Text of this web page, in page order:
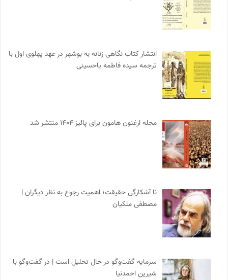
انتشار کتاب نگاهی زنانه به بوشهر در عهد پهلوی اول با
ترجمه سیده فاطمه یاحسینی
مجله ارغنون هامون برای پائیز ۱۴۰۴ منتشر شد
نا آشکارگی حقیقت؛ اهمیت رجوع به نظر دیگران |
مصطفی ملکیان
سرمایه گفت‌وگو در حال تحلیل است | در گفت‌وگو با
شیرین احمدنیا